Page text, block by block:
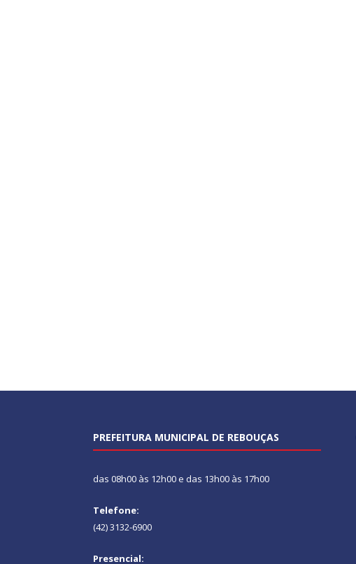
PREFEITURA MUNICIPAL DE REBOUÇAS
das 08h00 às 12h00 e das 13h00 às 17h00
Telefone:
(42) 3132-6900
Presencial: